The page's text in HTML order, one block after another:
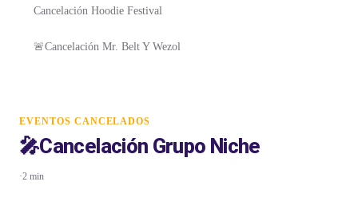
Cancelación Hoodie Festival
🚨Cancelación Mr. Belt Y Wezol
EVENTOS CANCELADOS
🎤Cancelación Grupo Niche
·2 min